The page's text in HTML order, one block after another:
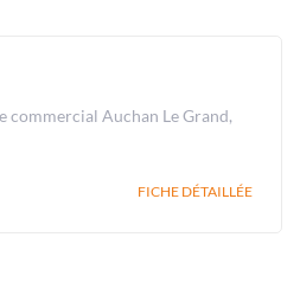
commercial Auchan Le Grand,
FICHE DÉTAILLÉE